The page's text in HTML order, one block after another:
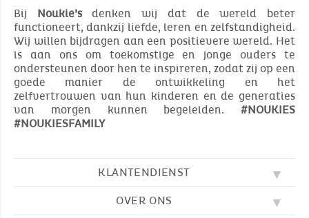
Bij Noukie’sdenken wij dat de wereld beter
functioneert, dankzij liefde, leren en zelfstandigheid.
Wij willen bijdragen aan een positievere wereld. Het
is aan ons om toekomstige en jonge ouders te
ondersteunen door hen te inspireren, zodat zij op een
goede manier de ontwikkeling en het
zelfvertrouwen van hun kinderen en de generaties
van morgen kunnen begeleiden. #NOUKIES
#NOUKIESFAMILY
KLANTENDIENST
FAQ
OVER ONS